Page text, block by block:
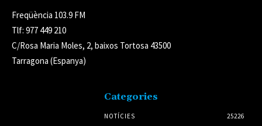
Freqüència 103.9 FM
Tlf: 977 449 210
C/Rosa Maria Moles, 2, baixos Tortosa 43500
Tarragona (Espanya)
Categories
NOTÍCIES
25226